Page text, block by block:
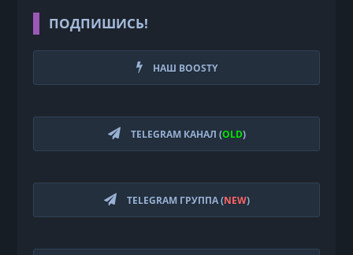
ПОДПИШИСЬ!
НАШ BOOSTY
TELEGRAM КАНАЛ (OLD)
TELEGRAM ГРУППА (NEW)